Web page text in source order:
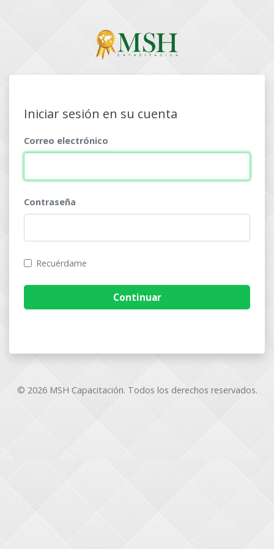
Iniciar sesión en su cuenta
Correo electrónico
Contraseña
Recuérdame
Continuar
© 2026 MSH Capacitación. Todos los derechos reservados.